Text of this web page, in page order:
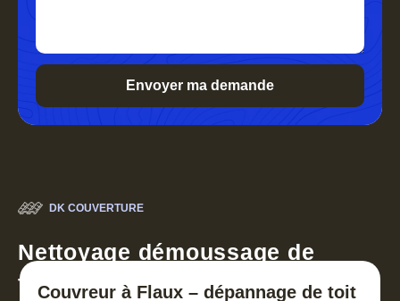
DK COUVERTURE
Nettoyage démoussage de
toiture 30
Couvreur à Flaux – dépannage de toit